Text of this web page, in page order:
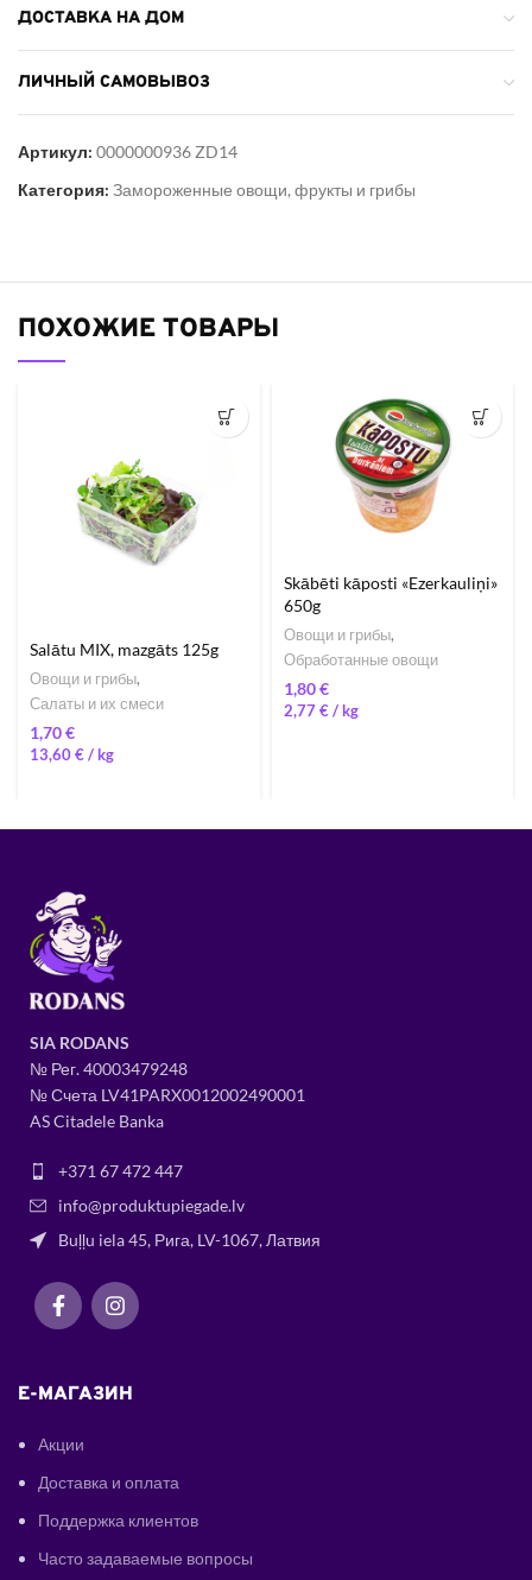
ДОСТАВКА НА ДОМ
ЛИЧНЫЙ САМОВЫВОЗ
Артикул: 0000000936 ZD14
Категория: Замороженные овощи, фрукты и грибы
ПОХОЖИЕ ТОВАРЫ
Salātu MIX, mazgāts 125g
Овощи и грибы,
Салаты и их смеси
€
13,60€/
Skābēti kāposti «Ezerkauliņi»
650g
Овощи и грибы,
Обработанные овощи
€
2,77 € /
SIA RODANS
№ Рег.40003479248
№ Счета LV41PARX0012002490001
AS Citadele Banka
+371 67 472 447
info@produktupiegade.lv
Buļļu iela 45, Рига, LV-1067, Латвия
E-МАГАЗИН
Акции
Доставка и оплата
Поддержка клиентов
Часто задаваемые вопросы